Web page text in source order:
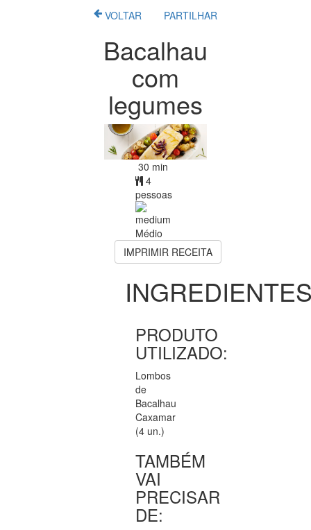
VOLTAR PARTILHAR
Bacalhau
com
legumes
30 min
4
pessoas
Médio
IMPRIMIR RECEITA
PRODUTO
UTILIZADO:
Lombos
de
Bacalhau
Caxamar
(4 un.)
TAMBÉM
VAI
PRECISAR
DE: